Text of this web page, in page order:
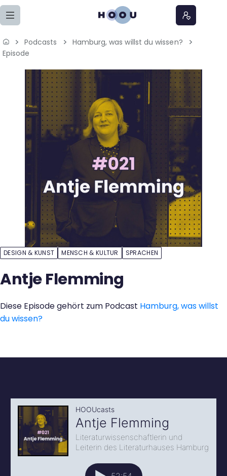
Zum Seiteninhalt springen
Lernangebote
Podcasts
Meine Lernangebote
Veranstaltungen
Über uns
Kontakt
Podcasts
Hamburg, was willst du wissen?
Episode
DESIGN & KUNST MENSCH & KULTUR SPRACHEN
Antje Flemming
Diese Episode gehört zum Podcast Hamburg, was willst
du wissen?